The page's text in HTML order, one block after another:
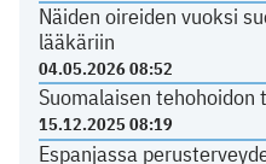
Näiden oireiden vuoksi
lääkäriin
04.05.2026 08:52
Suomalaisen
15.12.2025 08:19
Espanjassa